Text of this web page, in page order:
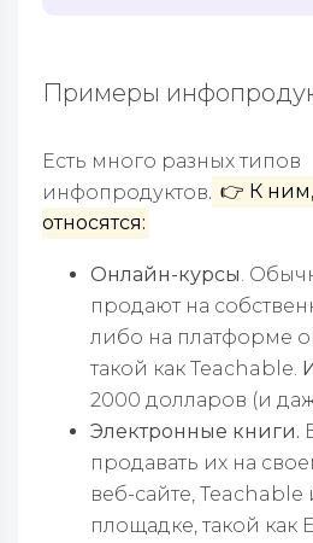
Примеры
Есть много разных типов
инфопродуктов. 👉 К
относятся:
Онлайн-курсы .
продают на
либо на платформе
такой как Teachable.
2000 долларов (и
Электронные книги.
продавать их на
веб-сайте,
площадке, такой как